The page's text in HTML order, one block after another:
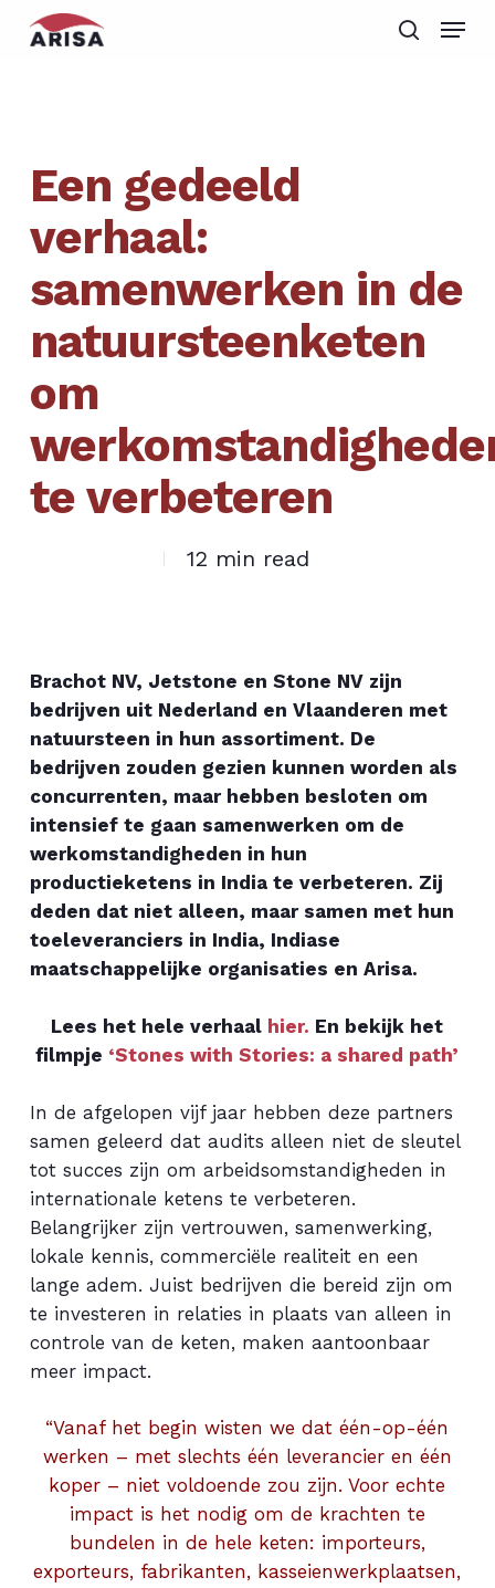
Menu
Een gedeeld
verhaal:
samenwerken in de
natuursteenketen
om
te verbeteren
12 min read
Brachot NV, Jetstone en Stone NV zijn
bedrijven uit Nederland en Vlaanderen met
natuursteen in hun assortiment. De
bedrijven zouden gezien kunnen worden als
concurrenten, maar hebben besloten om
intensief te gaan samenwerken om de
werkomstandigheden in hun
productieketens in India te verbeteren. Zij
deden dat niet alleen, maar samen met hun
toeleveranciers in India, Indiase
maatschappelijke organisaties en Arisa.
Lees het hele verhaal hier. En bekijk het
filmpje ‘Stones with Stories: a shared path’
In de afgelopen vijf jaar hebben deze partners
samen geleerd dat audits alleen niet de sleutel
tot succes zijn om arbeidsomstandigheden in
internationale ketens te verbeteren.
Belangrijker zijn vertrouwen, samenwerking,
lokale kennis, commerciële realiteit en een
lange adem. Juist bedrijven die bereid zijn om
te investeren in relaties in plaats van alleen in
controle van de keten, maken aantoonbaar
meer impact.
“Vanaf het begin wisten we dat één-op-één
werken – met slechts één leverancier en één
koper – niet voldoende zou zijn. Voor echte
impact is het nodig om de krachten te
bundelen in de hele keten: importeurs,
exporteurs, fabrikanten, kasseienwerkplaatsen,